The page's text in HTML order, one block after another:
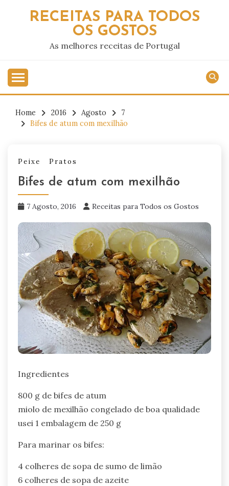
RECEITAS PARA TODOS
OS GOSTOS
As melhores receitas de Portugal
Home 2016 Agosto
7
Bifes de atum com mexilhão
Peixe Pratos
Bifes de atum com mexilhão
7 Agosto, 2016 Receitas para Todos os Gostos
Ingredientes
800 g de bifes de atum
miolo de mexilhão congelado de boa qualidade
usei 1 embalagem de 250 g
Para marinar os bifes:
4 colheres de sopa de sumo de limão
6 colheres de sopa de azeite